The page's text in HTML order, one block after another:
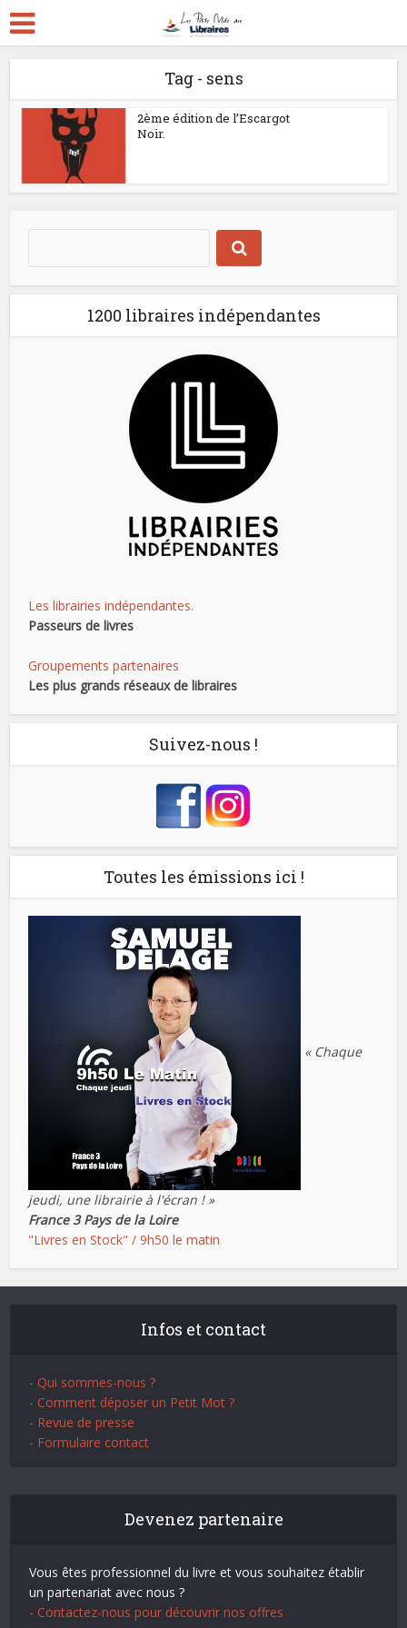
Tag - sens
2ème édition de l’Escargot
Noir.
1200 libraires indépendantes
Les librairies indépendantes.
Passeurs de livres
Groupements partenaires
Les plus grands réseaux de libraires
Suivez-nous !
Toutes les émissions ici !
« Chaque
jeudi, une librairie à l'écran ! »
France 3 Pays de la Loire
"Livres en Stock" / 9h50 le matin
Infos et contact
- Qui sommes-nous ?
- Comment déposer un Petit Mot ?
- Revue de presse
- Formulaire contact
Devenez partenaire
Vous êtes professionnel du livre et vous souhaitez établir
un partenariat avec nous ?
- Contactez-nous pour découvrir nos offres